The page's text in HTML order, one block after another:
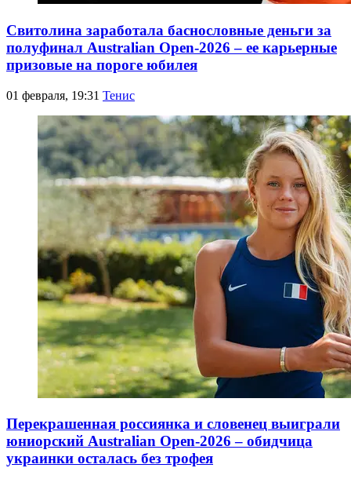
Свитолина заработала баснословные деньги за
полуфинал Australian Open-2026 – ее карьерные
призовые на пороге юбилея
01 февраля, 19:31 Тенис
Перекрашенная россиянка и словенец выиграли
юниорский Australian Open-2026 – обидчица
украинки осталась без трофея